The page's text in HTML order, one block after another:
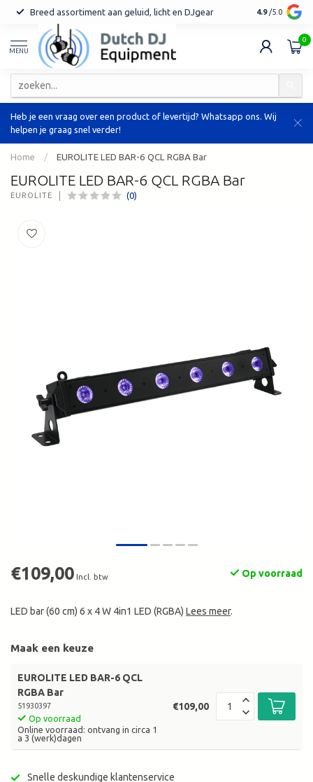
Breed assortiment aan geluid, licht en DJgear Tot 7 jaar
4.9 /5.0
MENU
0
Heb je een vraag over een product of levertijd? Whatsapp ons. Wij
helpen je graag snel verder!
Home / EUROLITE LED BAR-6 QCL RGBA Bar
EUROLITE LED BAR-6 QCL RGBA Bar
EUROLITE (0)
€109,00 Incl. btw Op voorraad
LED bar (60 cm) 6 x 4 W 4in1 LED (RGBA) Lees meer.
Maak een keuze
EUROLITE LED BAR-6 QCL
RGBA Bar
51930397
Op voorraad
Online voorraad: ontvang in circa 1
a 3 (werk)dagen
€109,00
Snelle deskundige klantenservice